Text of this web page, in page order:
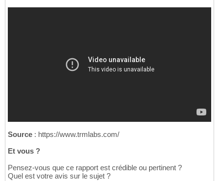
Source : https://www.trmlabs.com/
Et vous ?
Pensez-vous que ce rapport est crédible ou pertinent ?
Quel est votre avis sur le sujet ?